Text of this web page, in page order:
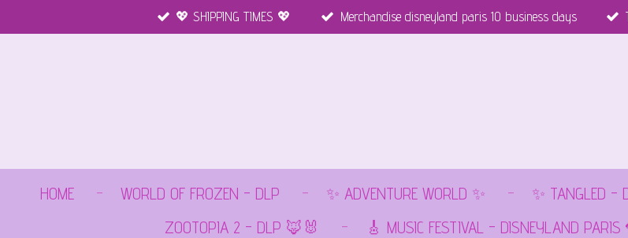
direct
💖 SHIPPING TIMES 💖 Merchandise disneyland paris 10 business days
HOME WORLD OF FROZEN - DLP ✨ ADVENTURE WORLD ✨ ✨ TANGLED -
ZOOTOPIA 2 - DLP 🦊🐰
🎸 MUSIC FESTIVAL - DISNEYLAND PARIS